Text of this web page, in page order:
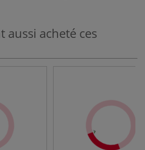
aussi acheté ces